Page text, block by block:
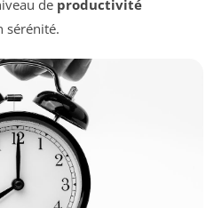
de productivité
sérénité.